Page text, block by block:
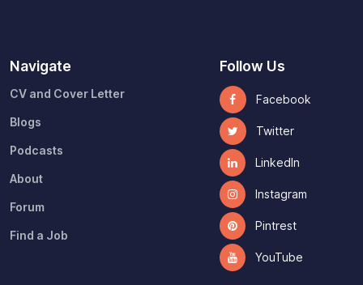
Navigate
CV and Cover Letter
Blogs
Podcasts
About
Forum
Find a Job
Follow Us
Facebook
Twitter
LinkedIn
Instagram
Pintrest
YouTube